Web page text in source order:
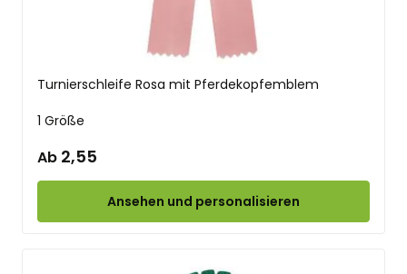
Turnierschleife Rosa mit Pferdekopfemblem
1 Größe
Ab 2,55
Ansehen und personalisieren